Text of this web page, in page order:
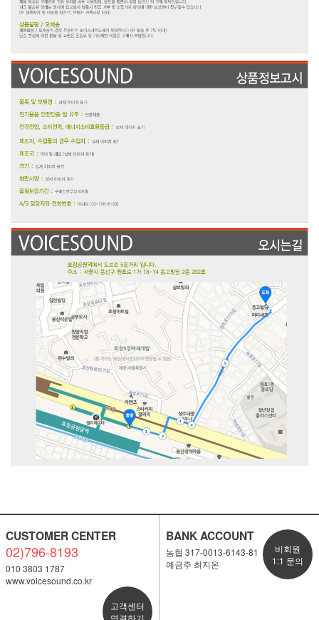
CUSTOMER CENTER
02)796-8193
010 3803 1787
www.voicesound.co.kr
고객센터
연결하기
BANK ACCOUNT
농협 317-0013-6143-81
예금주 최지온
비회원
1:1 문의